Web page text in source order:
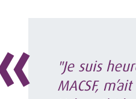
"Je suis
MACSF,